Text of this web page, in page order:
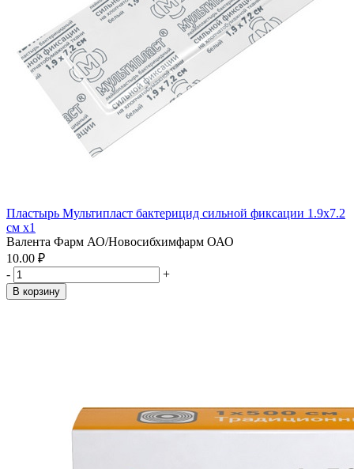
Пластырь Мультипласт бактерицид сильной фиксации 1.9х7.2
см x1
Валента Фарм АО/Новосибхимфарм ОАО
10.00 ₽
-
+
В корзину